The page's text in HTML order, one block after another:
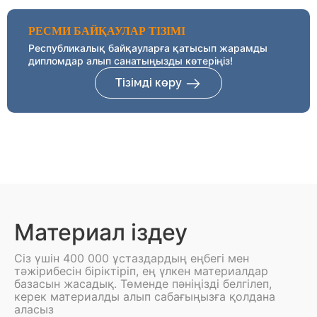
РЕСМИ БАЙҚАУЛАР ТІЗІМІ
Республикалық байқауларға қатысып жарамды
дипломдар алып санатыңызды көтеріңіз!
Тізімді көру
Материал іздеу
Сіз үшін 400 000 ұстаздардың еңбегі мен
тәжірибесін біріктіріп, ең үлкен материалдар
базасын жасадық. Төменде пәніңізді белгілеп,
керек материалды алып сабағыңызға қолдана
аласыз